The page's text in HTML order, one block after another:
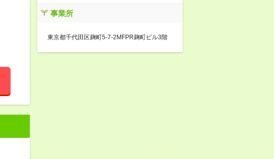
事業所
東京都千代田区麹町5-7-2MFPR麹町ビル3階